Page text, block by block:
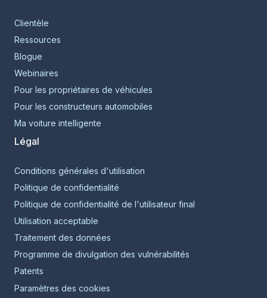
Clientèle
Ressources
Blogue
Webinaires
Pour les propriétaires de véhicules
Pour les constructeurs automobiles
Ma voiture intelligente
Légal
Conditions générales d'utilisation
Politique de confidentialité
Politique de confidentialité de l'utilisateur final
Utilisation acceptable
Traitement des données
Programme de divulgation des vulnérabilités
Patents
Paramètres des cookies